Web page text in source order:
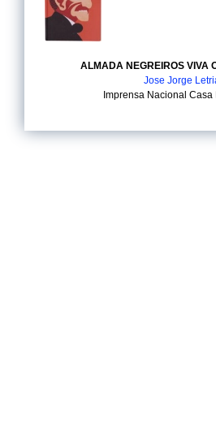
ALMADA NEGREIROS VIVA
Jose Jorge
Imprensa Nacional Casa